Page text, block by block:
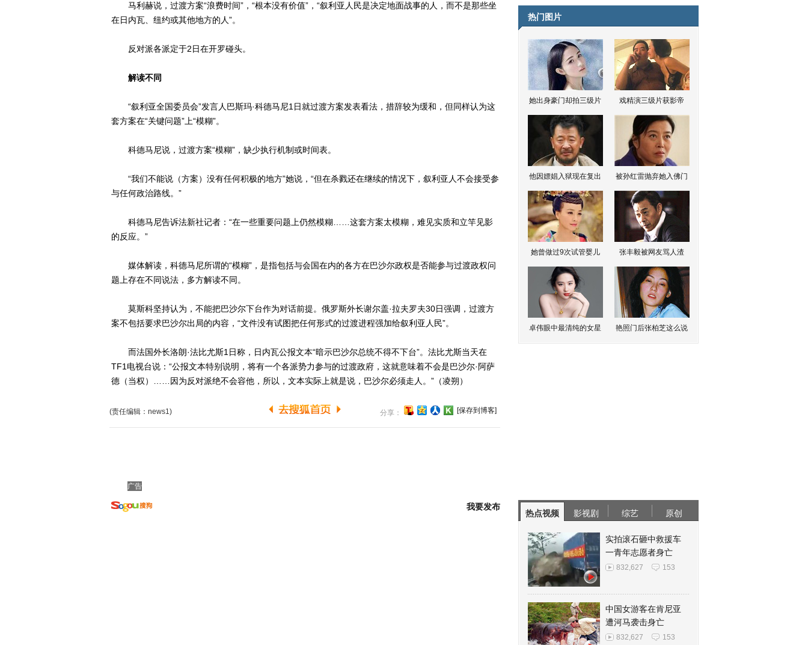
马利赫说，过渡方案“浪费时间”，“根本没有价值”，“叙利亚人民是决定地面战事的人，而不是那些坐
在日内瓦、纽约或其他地方的人”。
反对派各派定于2日在开罗碰头。
解读不同
“叙利亚全国委员会”发言人巴斯玛·科德马尼1日就过渡方案发表看法，措辞较为缓和，但同样认为这
套方案在“关键问题”上“模糊”。
科德马尼说，过渡方案“模糊”，缺少执行机制或时间表。
“我们不能说（方案）没有任何积极的地方”她说，“但在杀戮还在继续的情况下，叙利亚人不会接受参
与任何政治路线。”
科德马尼告诉法新社记者：“在一些重要问题上仍然模糊……这套方案太模糊，难见实质和立竿见影
的反应。”
媒体解读，科德马尼所谓的“模糊”，是指包括与会国在内的各方在巴沙尔政权是否能参与过渡政权问
题上存在不同说法，多方解读不同。
莫斯科坚持认为，不能把巴沙尔下台作为对话前提。俄罗斯外长谢尔盖·拉夫罗夫30日强调，过渡方
案不包括要求巴沙尔出局的内容，“文件没有试图把任何形式的过渡进程强加给叙利亚人民”。
而法国外长洛朗·法比尤斯1日称，日内瓦公报文本“暗示巴沙尔总统不得不下台”。法比尤斯当天在
TF1电视台说：“公报文本特别说明，将有一个各派势力参与的过渡政府，这就意味着不会是巴沙尔·阿萨
德（当权）……因为反对派绝不会容他，所以，文本实际上就是说，巴沙尔必须走人。”（凌朔）
(责任编辑：news1) 分享： [保存到博客]
广告
我要发布
热门图片
她出身豪门却拍三级片 戏精演三级片获影帝
他因嫖娼入狱现在复出 被孙红雷抛弃她入佛门
她曾做过9次试管婴儿 张丰毅被网友骂人渣
卓伟眼中最清纯的女星 艳照门后张柏芝这么说
热点视频 影视剧 综艺 原创
实拍滚石砸中救援车
一青年志愿者身亡
832,627 153
中国女游客在肯尼亚
遭河马袭击身亡
832,627 153